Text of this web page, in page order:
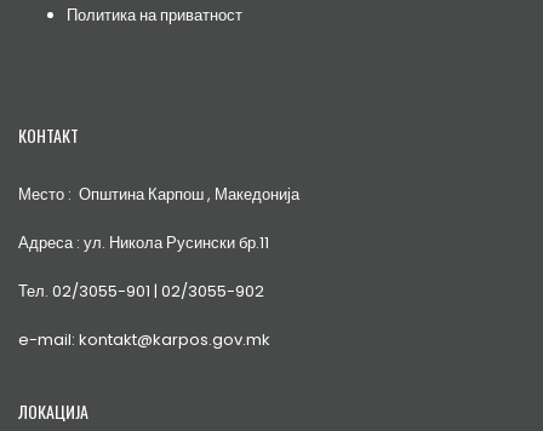
Политика на приватност
КОНТАКТ
Место : Општина Карпош , Македонија
Адреса : ул. Никола Русински бр.11
Тел. 02/3055-901 | 02/3055-902
e-mail: kontakt@karpos.gov.mk
ЛОКАЦИЈА